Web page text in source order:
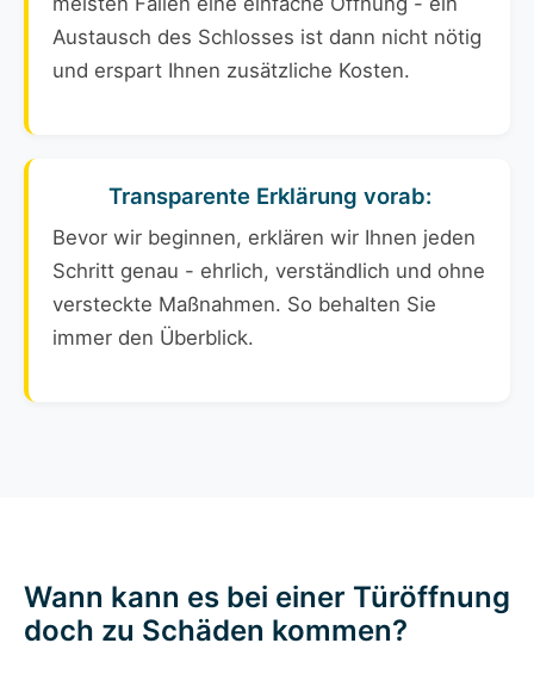
Austausch des Schlosses ist dann nicht nötig
und erspart Ihnen zusätzliche Kosten.
Transparente Erklärung vorab:
Bevor wir beginnen, erklären wir Ihnen jeden
Schritt genau - ehrlich, verständlich und ohne
versteckte Maßnahmen. So behalten Sie
immer den Überblick.
Wann kann es bei einer Türöffnung
doch zu Schäden kommen?